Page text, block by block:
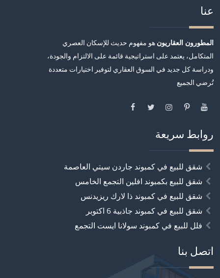
عنا
المطورون العقاريون هو مفهوم حديث للإسكان العصري
المتكامل، يعتمد على استراتيجية قائمة على الالتزام والجودة،
ودراسة كل جديد في السوق العقاري لتوفير اختيارات متعددة
تُرضي الجميع
روابط سريعة
شقق للبيع في كمبوند جاردن سيتي العاصمة
شقق للبيع بكمبوند افلين التجمع الخامس
شقق للبيع في كمبوند ذا لارك ريزيدنس
شقق للبيع في كمبوند جاذبية 6 اكتوبر
فلل للبيع في كمبوند سولانا ايست التجمع
اتصل بنا